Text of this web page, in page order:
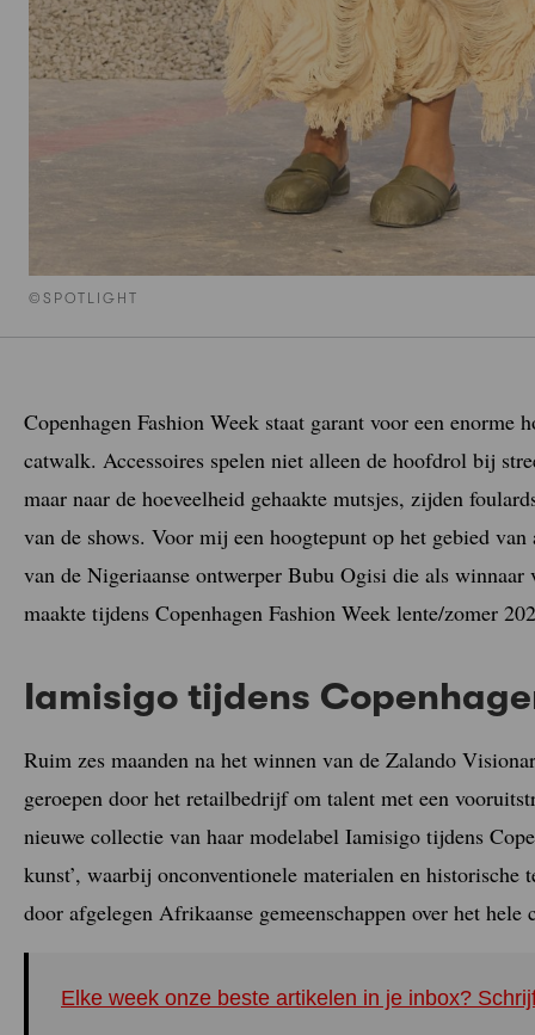
©SPOTLIGHT
Copenhagen Fashion Week staat garant voor een
catwalk. Accessoires spelen niet alleen de hoofdrol bij
maar naar de hoeveelheid gehaakte mutsjes, zijden
van de shows. Voor mij een hoogtepunt op het gebied
van de Nigeriaanse ontwerper Bubu Ogisi die als
maakte tijdens Copenhagen Fashion Week lente/zomer
Iamisigo tijdens
Ruim zes maanden na het winnen van de Zalando
geroepen door het retailbedrijf om talent met een
nieuwe collectie van haar modelabel Iamisigo tijdens
kunst’, waarbij onconventionele materialen en
door afgelegen Afrikaanse gemeenschappen over het hele
Elke week onze beste artikelen in je inbox?